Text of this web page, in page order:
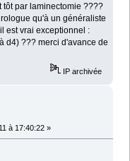
par laminectomie ????
qu'à un généraliste
est vrai exceptionnel :
d4) ??? merci d'avance de
IP archivée
à 17:40:22 »